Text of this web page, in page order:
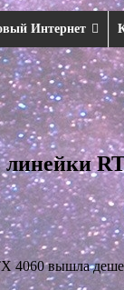
Интернет
4060 вышла